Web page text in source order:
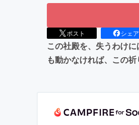
ポスト シェア
この社殿を、失うわけ
も動かなければ、この